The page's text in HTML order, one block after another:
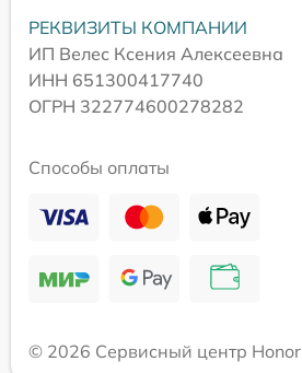
РЕКВИЗИТЫ КОМПАНИИ
ИП Велес Ксения Алексеевна
ИНН 651300417740
ОГРН 322774600278282
Способы оплаты
© 2026 Сервисный центр Honor